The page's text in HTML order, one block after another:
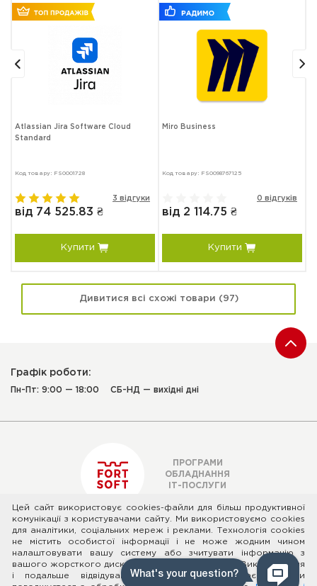
Atlassian Jira Software Cloud
Standard
Код товару: FS0001728
3 відгуки
від 74 525.83 ₴
Купити
Miro Business
Код товару: FS0098767125
0 відгуків
від 2 114.75 ₴
Купити
Дивитися всі схожі товари (97)
Графік роботи:
Пн-Пт: 9:00 — 18:00 СБ-НД — вихідні дні
ПРОГРАМИ
ОБЛАДНАННЯ
ІТ-ПОСЛУГИ
© 2026 ТОВ "ФОРТ СОФТ" - Ліцензійне програмне та апаратне
забезпечення
Адреса: вул. Микільсько-Слобідська 2-Б, офіс 288, м. Київ, Україна,
02002
«Публічна оферта»| «Згода суб'єкта персональних даних»
Цей сайт використовує cookies-файли для більш продуктивної
комунікації з користувачами сайту. Ми використовуємо cookies
для аналітики, соціальних мереж і реклами. Технологія cookies
не містить особистої інформації і не може жодним чином
налаштовувати вашу систему або зчитувати інформацію з
вашого жорсткого диска.
. Використання
і подальше відвідування цього сайту означає, що ви